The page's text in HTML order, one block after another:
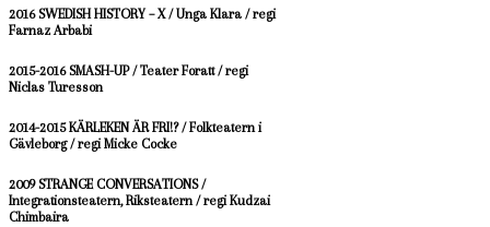
2016 SWEDISH HISTORY – X / Unga Klara / regi
Farnaz Arbabi
2015-2016 SMASH-UP / Teater Foratt / regi
Niclas Turesson
2014-2015 KÄRLEKEN ÄR FRI!? / Folkteatern i
Gävleborg / regi Micke Cocke
2009 STRANGE CONVERSATIONS /
Integrationsteatern, Riksteatern / regi Kudzai
Chimbaira